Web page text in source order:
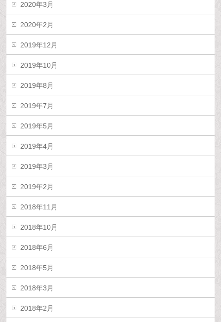
2020年3月
2020年2月
2019年12月
2019年10月
2019年8月
2019年7月
2019年5月
2019年4月
2019年3月
2019年2月
2018年11月
2018年10月
2018年6月
2018年5月
2018年3月
2018年2月